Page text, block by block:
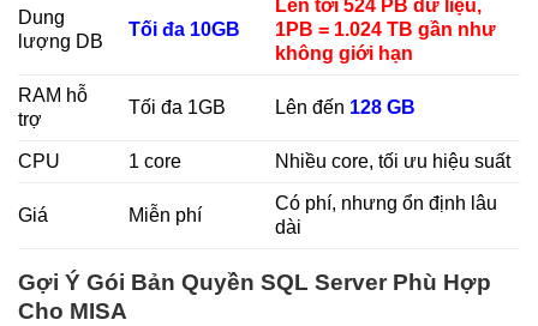
Dung
lượng DB
Tối đa 10GB
Lên tới 524 PB dữ liệu,
1PB = 1.024 TB gần như
không giới hạn
RAM hỗ
trợ
Tối đa 1GB Lên đến 128 GB
CPU 1 core Nhiều core, tối ưu hiệu suất
Giá Miễn phí
Có phí, nhưng ổn định lâu
dài
Gợi Ý Gói Bản Quyền SQL Server Phù Hợp
Cho MISA